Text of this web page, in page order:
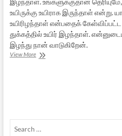
உயிருக்கு உயிராக இருந்தாள் என்று.
உயிரிழந்தாள் என்பதைக் கேள்விப்பட்ட
துக்கத்தில் உயிர் இழந்தாள்.
இழந்து நான் வாடுகிறேன்.
View Moreஅறவணர்